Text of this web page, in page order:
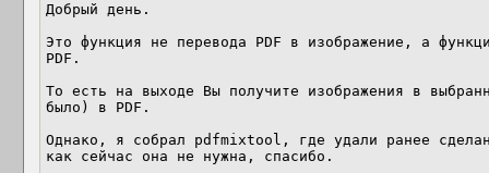
Добрый день.
Это функция не перевода PDF в изображение, а
PDF.
То есть на выходе Вы получите изображения в
было) в PDF.
Однако, я собрал pdfmixtool, где удали ранее
как сейчас она не нужна, спасибо.